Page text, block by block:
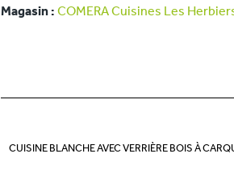
Magasin : COMERA Cuisines Les
CUISINE BLANCHE AVEC VERRIÈRE BOIS À